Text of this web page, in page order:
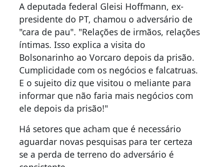
A deputada federal Gleisi Hoffmann, ex-
presidente do PT, chamou o adversário de
"cara de pau". "Relações de irmãos, relações
íntimas. Isso explica a visita do
Bolsonarinho ao Vorcaro depois da prisão.
Cumplicidade com os negócios e falcatruas.
E o sujeito diz que visitou o meliante para
informar que não faria mais negócios com
ele depois da prisão!"
Há setores que acham que é necessário
aguardar novas pesquisas para ter certeza
se a perda de terreno do adversário é